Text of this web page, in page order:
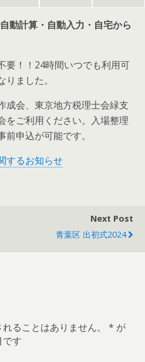
動計算・自動入力・自宅から
要！！24時間いつでも利用可
ました。
成会、東京地方税理士会緑支
をご利用ください。入場整理
申込が可能です。
するお知らせ
Next Post
青葉区 出初式2024
ることはありません。 * が
す